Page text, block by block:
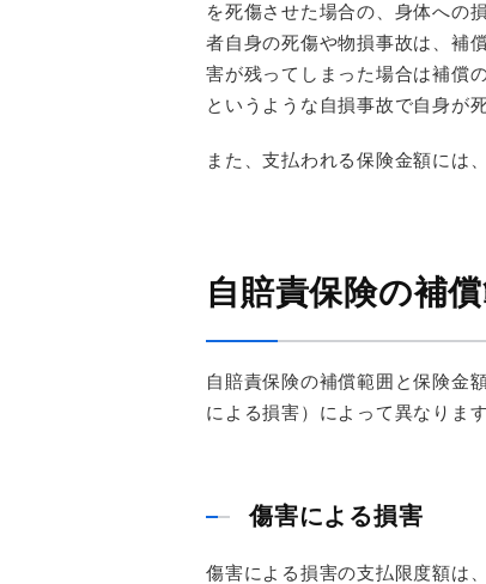
を死傷させた場合の、身体への
者自身の死傷や物損事故は、補
害が残ってしまった場合は補償
というような自損事故で自身が
また、支払われる保険金額には
自賠責保険の補
自賠責保険の補償範囲と保険金
による損害）によって異なりま
傷害による損害
傷害による損害の支払限度額は